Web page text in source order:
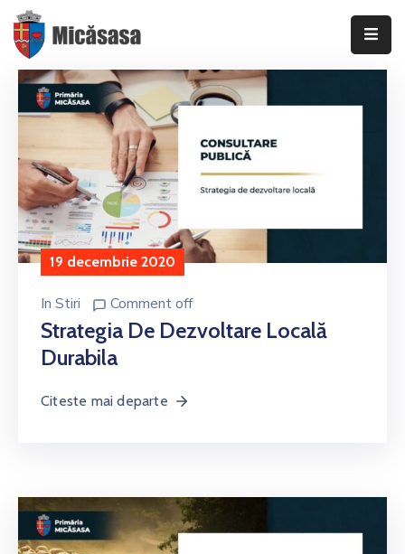
DESPRE
INFORMAȚII
DE
INTERES
PUBLIC
TRANSPARENȚĂ
DECIZIONALĂ
LOCAL
COMUNEI
19 decembrie 2020
In Stiri Comment off
Strategia De Dezvoltare Locală
Durabila
Citeste mai departe